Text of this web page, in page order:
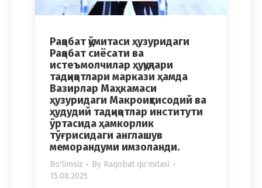
Рақобат қўмитаси ҳузуридаги
Рақобат сиёсати ва
истеъмолчилар ҳуқуқлари
тадқиқотлари маркази ҳамда
Вазирлар Маҳкамаси
ҳузуридаги Макроиқтисодий ва
ҳудудий тадқиқотлар институти
ўртасида ҳамкорлик
тўғрисидаги англашув
меморандуми имзоланди.
Bo'limsiz By Raqobat qo'mitasi
15.08.2025